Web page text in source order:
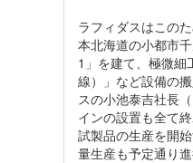
ラフィダスはこの
本北海道の小都市
1」を建て、極微細
線）」など設備の
スの小池泰吉社長
インの設置も全て
試製品の生産を開
量生産も予定通り